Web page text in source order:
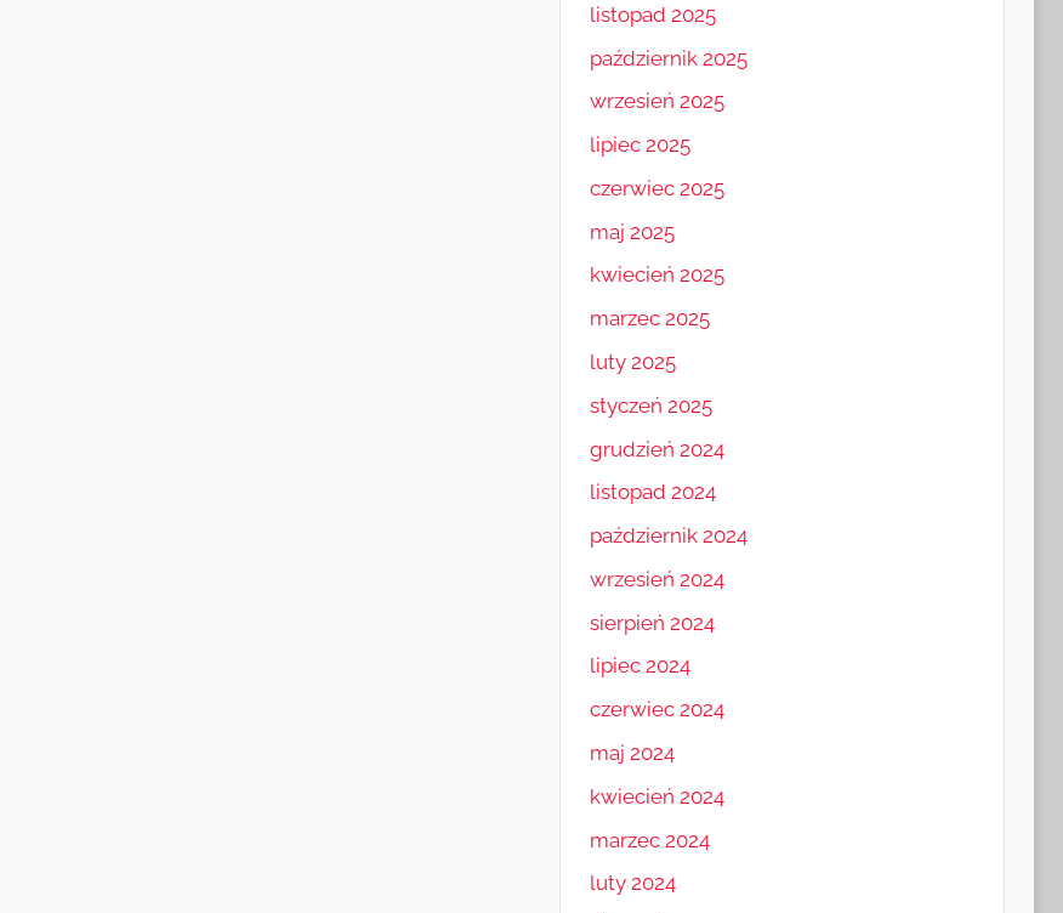
listopad 2025
październik 2025
wrzesień 2025
lipiec 2025
czerwiec 2025
maj 2025
kwiecień 2025
marzec 2025
luty 2025
styczeń 2025
grudzień 2024
listopad 2024
październik 2024
wrzesień 2024
sierpień 2024
lipiec 2024
czerwiec 2024
maj 2024
kwiecień 2024
marzec 2024
luty 2024